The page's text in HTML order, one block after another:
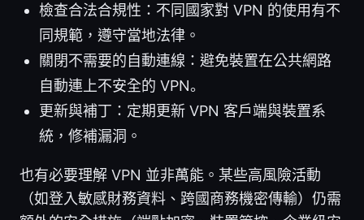
檢查合法合規性：不同國家對 VPN 的使用有不
同規範，遵守當地法律。
關閉不需要的自動連線：避免裝置在公共網路
自動連上不安全的 VPN。
更新與補丁：定期更新 VPN 客戶端與裝置系
統，修補漏洞。
也有必要理解 VPN 並非萬能。某些高風險活動
（如登入敏感財務資料、跨國商務機密傳輸）仍需